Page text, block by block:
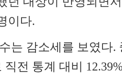
이다.
는 감소세를 보였다.
직전 통계 대비